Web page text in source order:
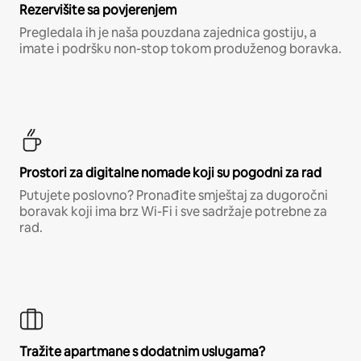
Rezervišite sa povjerenjem
Pregledala ih je naša pouzdana zajednica gostiju, a
imate i podršku non-stop tokom produženog boravka.
Prostori za digitalne nomade koji su pogodni za rad
Putujete poslovno? Pronađite smještaj za dugoročni
boravak koji ima brz Wi-Fi i sve sadržaje potrebne za
rad.
Tražite apartmane s dodatnim uslugama?